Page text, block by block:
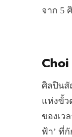
จาก 5
ศิลปินสั
แห่งขั้ว
ของเว
ฟ้า’ ที่